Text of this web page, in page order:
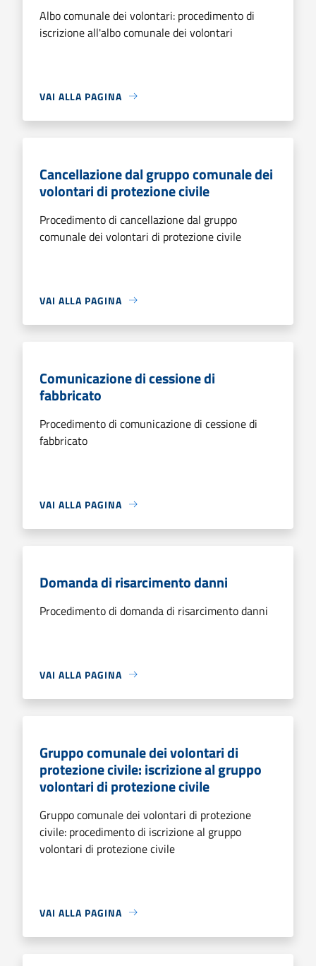
Albo comunale dei volontari: procedimento di
iscrizione all'albo comunale dei volontari
VAI ALLA PAGINA
Cancellazione dal gruppo comunale dei
volontari di protezione civile
Procedimento di cancellazione dal gruppo
comunale dei volontari di protezione civile
VAI ALLA PAGINA
Comunicazione di cessione di
fabbricato
Procedimento di comunicazione di cessione di
fabbricato
VAI ALLA PAGINA
Domanda di risarcimento danni
Procedimento di domanda di risarcimento danni
VAI ALLA PAGINA
Gruppo comunale dei volontari di
protezione civile: iscrizione al gruppo
volontari di protezione civile
Gruppo comunale dei volontari di protezione
civile: procedimento di iscrizione al gruppo
volontari di protezione civile
VAI ALLA PAGINA